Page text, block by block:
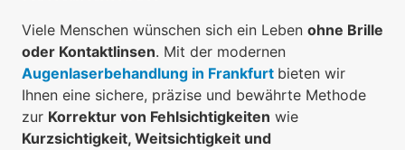
Viele Menschen wünschen sich ein Leben ohne Brille
oder Kontaktlinsen. Mit der modernen
Augenlaserbehandlung in Frankfurt bieten wir
Ihnen eine sichere, präzise und bewährte Methode
zur Korrektur von Fehlsichtigkeiten wie
Kurzsichtigkeit, Weitsichtigkeit und